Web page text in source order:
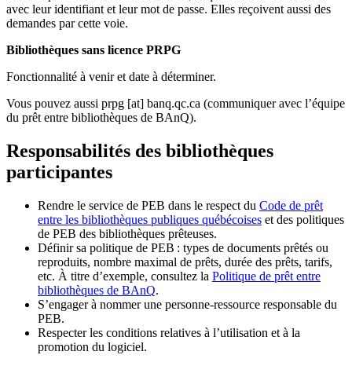
avec leur identifiant et leur mot de passe. Elles reçoivent aussi des
demandes par cette voie.
Bibliothèques sans licence PRPG
Fonctionnalité à venir et date à déterminer.
Vous pouvez aussi prpg [at] banq.qc.ca (communiquer avec l’équipe
du prêt entre bibliothèques de BAnQ).
Responsabilités des bibliothèques
participantes
Rendre le service de PEB dans le respect du Code de prêt
entre les bibliothèques publiques québécoises et des politiques
de PEB des bibliothèques prêteuses.
Définir sa politique de PEB : types de documents prêtés ou
reproduits, nombre maximal de prêts, durée des prêts, tarifs,
etc. À titre d’exemple, consultez la Politique de prêt entre
bibliothèques de BAnQ.
S’engager à nommer une personne-ressource responsable du
PEB.
Respecter les conditions relatives à l’utilisation et à la
promotion du logiciel.